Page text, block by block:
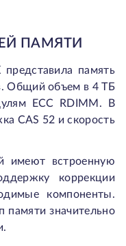
ПАМЯТИ
память
Общий объем в 4 ТБ
ECC RDIMM. В
CAS 52 и скорость
имеют встроенную
коррекции
компоненты.
памяти значительно